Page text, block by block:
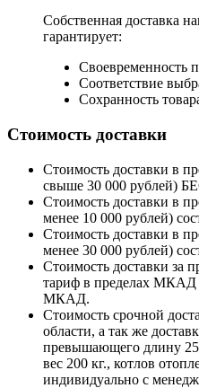
Собственная доставка
гарантирует:
Своевременность
Соответствие
Сохранность
Стоимость доставки
Стоимость доставки в
свыше 30 000 рублей)
Стоимость доставки в
менее 10 000 рублей)
Стоимость доставки в
менее 30 000 рублей)
Стоимость доставки за
тариф в пределах МКАД
МКАД.
Стоимость срочной
области, а так же
превышающего длину
вес 200 кг., котлов
индивидуально с